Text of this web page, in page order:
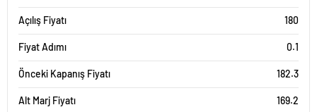
Açılış Fiyatı 180
Fiyat Adımı 0.1
Önceki Kapanış Fiyatı 182.3
Alt Marj Fiyatı 169.2